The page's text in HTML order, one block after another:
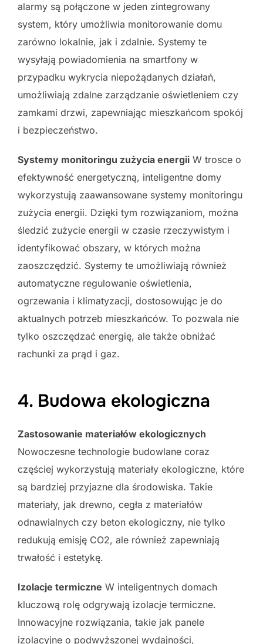
alarmy są połączone w jeden zintegrowany
system, który umożliwia monitorowanie domu
zarówno lokalnie, jak i zdalnie. Systemy te
wysyłają powiadomienia na smartfony w
przypadku wykrycia niepożądanych działań,
umożliwiają zdalne zarządzanie oświetleniem czy
zamkami drzwi, zapewniając mieszkańcom spokój
i bezpieczeństwo.
Systemy monitoringu zużycia energii W trosce o
efektywność energetyczną, inteligentne domy
wykorzystują zaawansowane systemy monitoringu
zużycia energii. Dzięki tym rozwiązaniom, można
śledzić zużycie energii w czasie rzeczywistym i
identyfikować obszary, w których można
zaoszczędzić. Systemy te umożliwiają również
automatyczne regulowanie oświetlenia,
ogrzewania i klimatyzacji, dostosowując je do
aktualnych potrzeb mieszkańców. To pozwala nie
tylko oszczędzać energię, ale także obniżać
rachunki za prąd i gaz.
4. Budowa ekologiczna
Zastosowanie materiałów ekologicznych
Nowoczesne technologie budowlane coraz
częściej wykorzystują materiały ekologiczne, które
są bardziej przyjazne dla środowiska. Takie
materiały, jak drewno, cegła z materiałów
odnawialnych czy beton ekologiczny, nie tylko
redukują emisję CO2, ale również zapewniają
trwałość i estetykę.
Izolacje termiczne W inteligentnych domach
kluczową rolę odgrywają izolacje termiczne.
Innowacyjne rozwiązania, takie jak panele
izolacyjne o podwyższonej wydajności,